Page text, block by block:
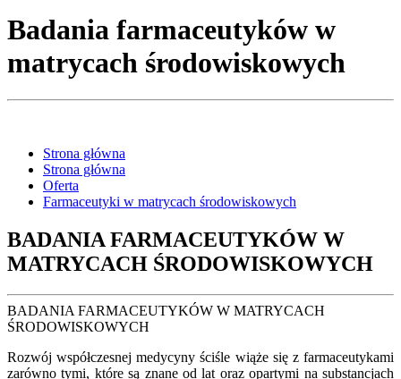
Badania farmaceutyków w
matrycach środowiskowych
Strona główna
Strona główna
Oferta
Farmaceutyki w matrycach środowiskowych
BADANIA FARMACEUTYKÓW W
MATRYCACH ŚRODOWISKOWYCH
BADANIA FARMACEUTYKÓW W MATRYCACH
ŚRODOWISKOWYCH
Rozwój współczesnej medycyny ściśle wiąże się z farmaceutykami
zarówno tymi, które są znane od lat oraz opartymi na substancjach